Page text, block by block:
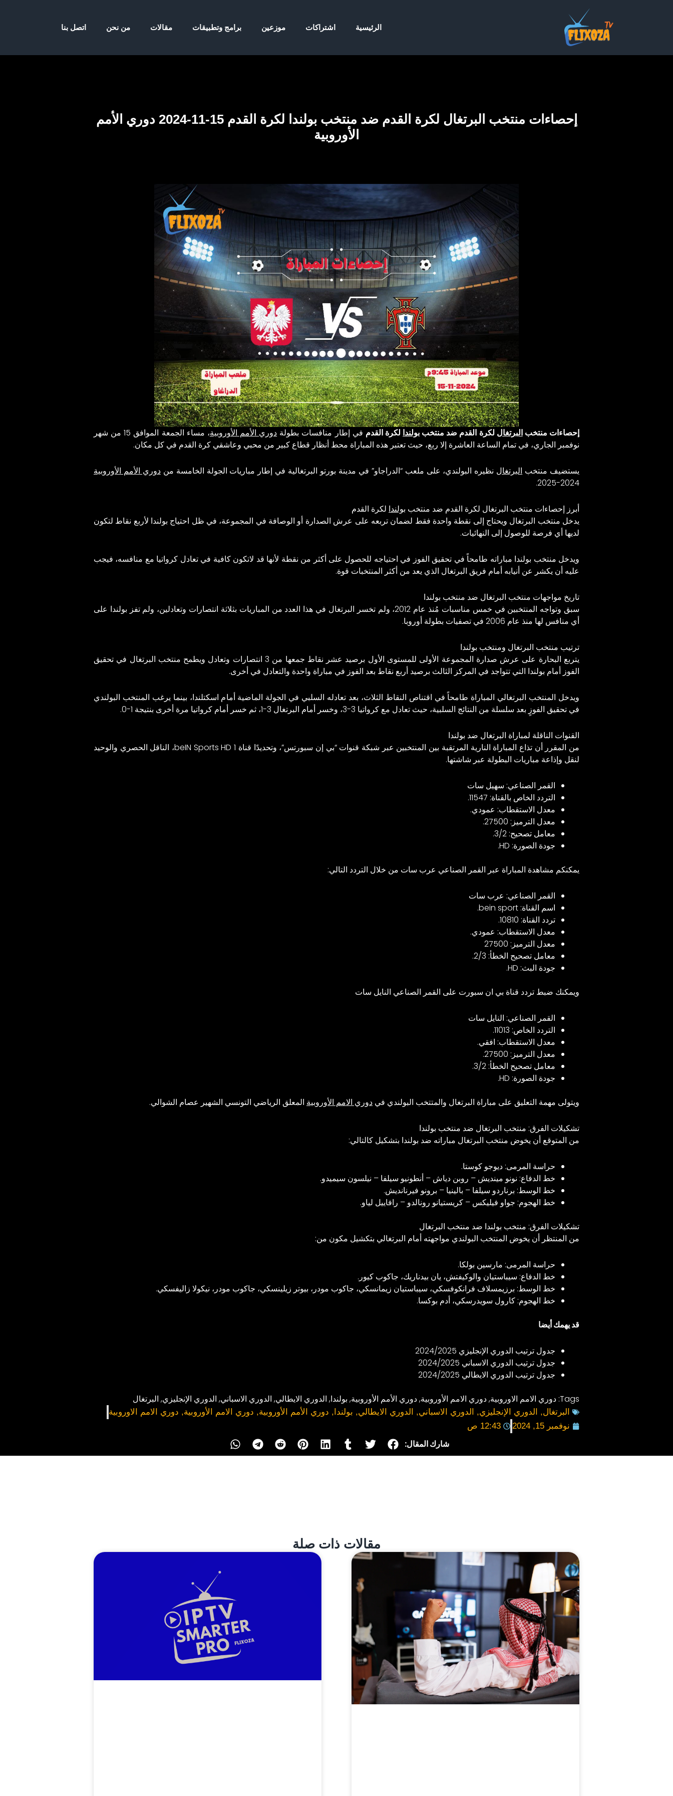
الرئيسية اشتراكات موزعين برامج وتطبيقات مقالات من نحن اتصل بنا
إحصاءات منتخب البرتغال لكرة القدم ضد منتخب بولندا لكرة القدم 15-11-2024 دوري الأمم
الأوروبية
إحصاءات منتخبالبرتغال لكرة القدم ضد منتخب بولندا لكرة القدم في إطار منافسات بطولة دوري الأمم الأوروبية
، مساء الجمعة الموافق 15 من شهر
نوفمبر الجاري، في تمام الساعة العاشرة إلا ربع، حيث تعتبر هذه المباراة محط أنظار قطاع كبير من محبي وعاشقي كرة القدم في كل مكان.
يستضيف منتخب البرتغال نظيره البولندي، على ملعب “الدراجاو” في مدينة بورتو البرتغالية في إطار مباريات الجولة الخامسة مندوري الأمم الأوروبية
2024-2025.
أبرز إحصاءات منتخب البرتغال لكرة القدم ضد منتخب بولندا لكرة القدم
يدخل منتخب البرتغال ويحتاج إلى نقطة واحدة فقط لضمان تربعه على عرش الصدارة أو الوصافة في المجموعة، في ظل احتياج بولندا لأربع نقاط لتكون
لديها أي فرصة للوصول إلى النهائيات.
ويدخل منتخب بولندا مباراته طامحاً في تحقيق الفوز في احتياجه للحصول على أكثر من نقطة لأنها قد لاتكون كافية في تعادل كرواتيا مع منافسه، فيجب
عليه أن يكشر عن أنيابه أمام فريق البرتغال الذي يعد من أكثر المنتخبات قوة.
تاريخ مواجهات منتخب البرتغال ضد منتخب بولندا
سبق وتواجه المنتخبين في خمس مناسبات مُنذ عام 2012، ولم تخسر البرتغال في هذا العدد من المباريات بثلاثة انتصارات وتعادلين، ولم تفز بولندا على
أي منافس لها منذ عام 2006 في تصفيات بطولة أوروبا.
ترتيب منتخب البرتغال ومنتخب بولندا
يتربع البحارة على عرش صدارة المجموعة الأولى للمستوى الأول برصيد عشر نقاط جمعها من 3 انتصارات وتعادل ويطمح منتخب البرتغال في تحقيق
الفوز أمام بولندا التي تتواجد في المركز الثالث برصيد أربع نقاط بعد الفوز في مباراة واحدة والتعادل في أخرى.
ويدخل المنتخب البرتغالي المباراة طامحاً في اقتناص النقاط الثلاث، بعد تعادله السلبي في الجولة الماضية أمام اسكتلندا، بينما يرغب المنتخب البولندي
في تحقيق الفوزٍ بعد سلسلة من النتائج السلبية، حيث تعادل مع كرواتيا 3-3، وخسر أمام البرتغال 3-1، ثم خسر أمام كرواتيا مرة أخرى بنتيجة 1-0.
القنوات الناقلة لمباراة البرتغال ضد بولندا
من المقرر أن تذاع المباراة النارية المرتقبة بين المنتخبين عبر شبكة قنوات “بي إن سبورتس”، وتحديدًا قناة beIN Sports HD 1، الناقل الحصري والوحيد
لنقل وإذاعة مباريات البطولة عبر شاشتها.
القمر الصناعي: سهيل سات
التردد الخاص بالقناة: 11547.
معدل الاستقطاب: عمودي.
معدل الترميز: 27500.
معامل تصحيح: 3/2.
جودة الصورة: HD.
يمكنكم مشاهدة المباراة عبر القمر الصناعي عرب سات من خلال التردد التالي:
القمر الصناعي: عرب سات
اسم القناة: bein sport.
تردد القناة: 10810.
معدل الاستقطاب: عمودي.
معدل الترميز: 27500
معامل تصحيح الخطأ: 2/3.
جودة البث: HD.
ويمكنك ضبط تردد قناة بي ان سبورت على القمر الصناعي النايل سات
القمر الصناعي: النايل سات
التردد الخاص: 11013.
معدل الاستقطاب: افقي.
معدل الترميز: 27500.
معامل تصحيح الخطأ: 3/2.
جودة الصورة: HD.
ويتولى مهمة التعليق على مباراة البرتغال والمتتخب البولندي في دوري الامم الأوروبية المعلق الرياضي التونسي الشهير عصام الشوالي.
تشكيلات الفرق: منتخب البرتغال ضد منتخب بولندا
من المتوقع أن يخوض منتخب البرتغال مباراته ضد بولندا بتشكيل كالتالي:
حراسة المرمى: ديوجو كوستا.
خط الدفاع: نونو مينديش – روبن دياش – أنطونيو سيلفا – نيلسون سيميدو.
خط الوسط: برناردو سيلفا – بالينيا – برونو فيرنانديش.
خط الهجوم: جواو فيليكس – كريستيانو رونالدو – رافاييل لياو.
تشكيلات الفرق: منتخب بولندا ضد منتخب البرتغال
من المنتظر أن يخوض المنتخب البولندي مواجهته أمام البرتغالي بتكشيل مكون من:
حراسة المرمى: مارسين بولكا.
خط الدفاع: سيباستيان والوكيفتش، يان بيدناريك، جاكوب كيور.
خط الوسط: برزيمسلاف فرانكوفسكي، سيباستيان زيمانسكي، جاكوب مودر، بيوتر زيلينسكي، جاكوب مودر، نيكولا زاليفسكي.
خط الهجوم: كارول سويدرسكي، أدم بوكسا.
قد يهمك أيضا
جدول ترتيب الدوري الإنجليزي 2024/2025
جدول ترتيب الدوري الاسباني 2024/2025
جدول ترتيب الدوري الايطالي 2024/2025
Tags: دوري الامم الاوروبية,دوري الامم الأوروبية,دوري الأمم الأوروبية, بولندا, الدوري الايطالي, الدوري الاسباني, الدوري الإنجليزي, البرتغال
البرتغال, الدوري الإنجليزي, الدوري الاسباني, الدوري الايطالي, بولندا , دوري الأمم الأوروبية, دوري الامم الأوروبية, دوري الامم الاوروبية
نوفمبر 15, 2024
12:43 ص
شارك المقال:
مقالات ذات صلة